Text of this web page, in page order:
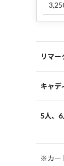
リマー
キャデ
5人、6
※カー